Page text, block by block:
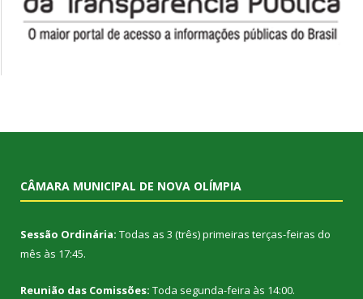
CÂMARA MUNICIPAL DE NOVA OLÍMPIA
Sessão Ordinária: Todas as 3 (três) primeiras terças-feiras do
mês às 17:45.
Reunião das Comissões: Toda segunda-feira às 14:00.